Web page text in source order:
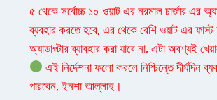
৫ থেকে সর্বোচ্চ ১০ ওয়াট এর নরমাল চার্জার এর
ব্যবহার করতে হবে, এর থেকে বেশি ওয়াট এর ফাস্ট
অ্যাডাপ্টার ব্যাবহার করা যাবে না, এটা অবশ্যই
এই নির্দেশনা ফলো করলে নিশ্চিন্তে দীর্ঘদিন
পারবেন, ইনশা আল্লাহ।